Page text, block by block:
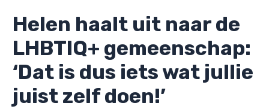
Helen haalt uit naar de
LHBTIQ+ gemeenschap:
‘Dat is dus iets wat jullie
juist zelf doen!’